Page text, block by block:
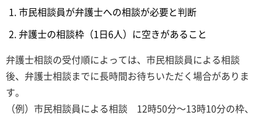
市民相談員が弁護士への相談が必要と判断
弁護士の相談枠（1日6人）に空きがあること
弁護士相談の受付順によっては、市民相談員による相談
後、弁護士相談までに長時間お待ちいただく場合がありま
す。
（例）市民相談員による相談 12時50分～13時10分の枠、